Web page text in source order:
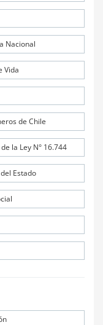
Nacional
Vida
de Chile
la Ley N° 16.744
Estado